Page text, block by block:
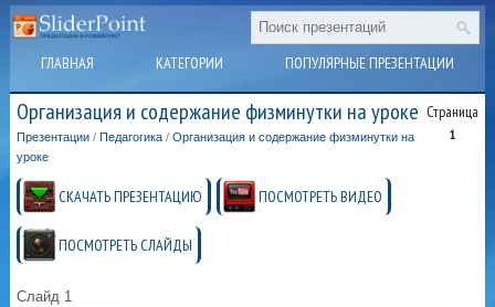
ГЛАВНАЯ КАТЕГОРИИ ПОПУЛЯРНЫЕ ПРЕЗЕНТАЦИИ
Организация и содержание физминутки на уроке Страница
1
Презентации / Педагогика /Организация и содержание физминутки на
уроке
СКАЧАТЬ ПРЕЗЕНТАЦИЮ ПОСМОТРЕТЬ ВИДЕО
ПОСМОТРЕТЬ СЛАЙДЫ
Слайд 1